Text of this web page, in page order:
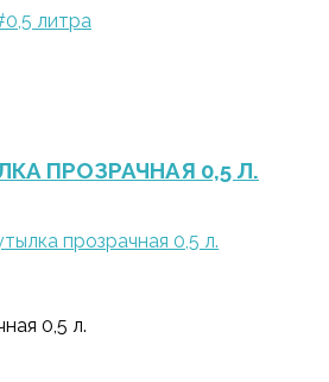
0,5 литра
ПРОЗРАЧНАЯ 0,5 Л.
0,5 л.